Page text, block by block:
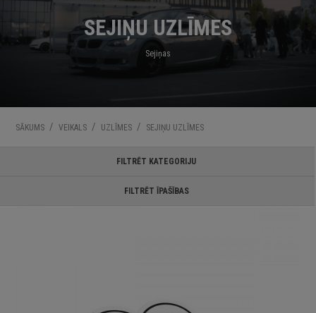
SEJIŅU UZLĪMES
Sejiņas
SĀKUMS / VEIKALS / UZLĪMES / SEJIŅU UZLĪMES
FILTRĒT KATEGORIJU
FILTRĒT ĪPAŠĪBAS